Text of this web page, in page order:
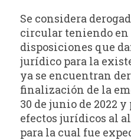
Se considera
circular teniendo en
disposiciones que
jurídico para la
ya se encuentran
finalización de la
30 de junio de 2022
efectos jurídicos al
para la cual fue